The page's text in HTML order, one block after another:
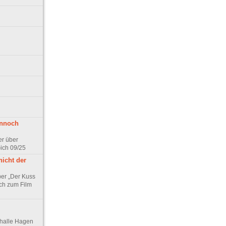
über
09/25
der
„Der Kuss
zum Film
Hagen